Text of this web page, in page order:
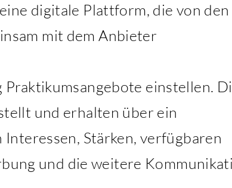
digitale Plattform, die von den
mit dem Anbieter
einstellen.
und erhalten über ein
Stärken, verfügbaren
und die weitere